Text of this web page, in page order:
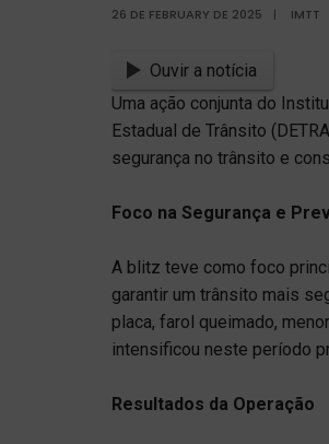
26 DE FEBRUARY DE 2025 | IMTT
Ouvir a notícia
Uma ação conjunta do
Estadual de Trânsito
segurança no trânsito e
Foco na Segurança e
A blitz teve como foco
garantir um trânsito mais
placa, farol queimado,
intensificou neste período
Resultados da Operação